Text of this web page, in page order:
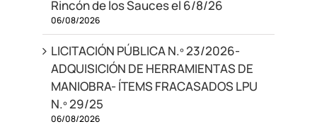
Rincón de los Sauces el 6/8/26
06/08/2026
LICITACIÓN PÚBLICA N.º 23/2026-
ADQUISICIÓN DE HERRAMIENTAS DE
MANIOBRA- ÍTEMS FRACASADOS LPU
N.º 29/25
06/08/2026